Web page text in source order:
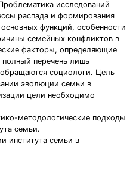
исследований
распада и формирования
функций, особенности
семейных конфликтов в
факторы, определяющие
перечень лишь
социологи. Цель
эволюции семьи в
цели необходимо
методологические подходы
семьи.
института семьи в